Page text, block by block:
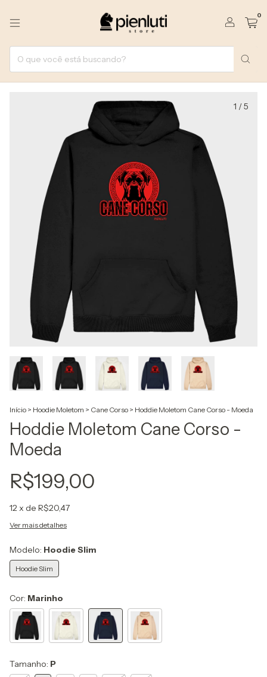
0
1 /5
Início > Hoodie Moletom > Cane Corso > Hoddie Moletom Cane Corso - Moeda
Hoddie Moletom Cane Corso -
Moeda
R$199,00
12x de R$20,47
Ver mais detalhes
Modelo: Hoodie Slim
Hoodie Slim
Cor: Marinho
Tamanho: P